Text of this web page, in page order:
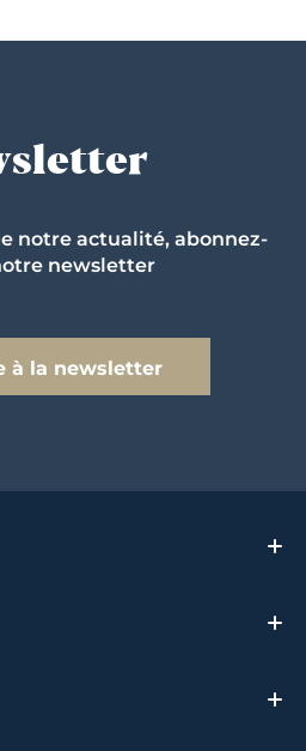
notre actualité, abonnez-
newsletter
à la newsletter